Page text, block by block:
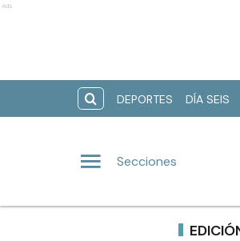
Ads
DEPORTES DÍA SEIS
Secciones